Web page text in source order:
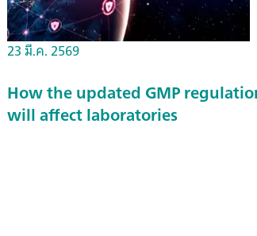
23 มี.ค. 2569
How the updated GMP
will affect laboratories